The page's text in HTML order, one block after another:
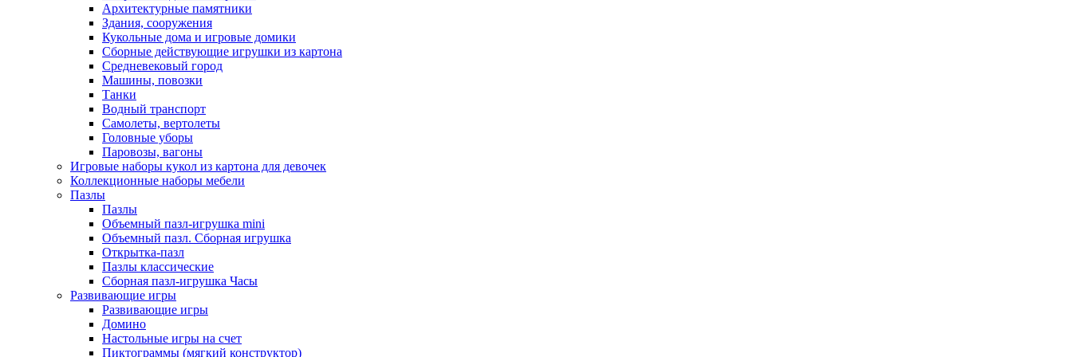
Архитектурные памятники
Здания, сооружения
Кукольные дома и игровые домики
Сборные действующие игрушки из картона
Средневековый город
Машины, повозки
Танки
Водный транспорт
Самолеты, вертолеты
Головные уборы
Паровозы, вагоны
Игровые наборы кукол из картона для девочек
Коллекционные наборы мебели
Пазлы
Пазлы
Объемный пазл-игрушка mini
Объемный пазл. Сборная игрушка
Открытка-пазл
Пазлы классические
Сборная пазл-игрушка Часы
Развивающие игры
Развивающие игры
Домино
Настольные игры на счет
Пиктограммы (мягкий конструктор)